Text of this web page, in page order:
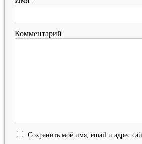
Комментарий
Сохранить моё имя, email и адрес